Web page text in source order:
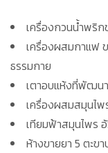
เครื่องกวนน้ำพริก
เครื่องผสมกาแฟ
ธรรมกาย
เตาอบแห้งที่พัฒน
เครื่องผสมสมุนไ
เทียมฟ้าสมุนไพร
ห้างขายยา 5 ตะขา